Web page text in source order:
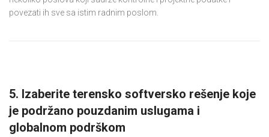
povezati ih sve sa istim radnim poslom.
5. Izaberite terensko softversko rešenje koje
je podržano pouzdanim uslugama i
globalnom podrškom